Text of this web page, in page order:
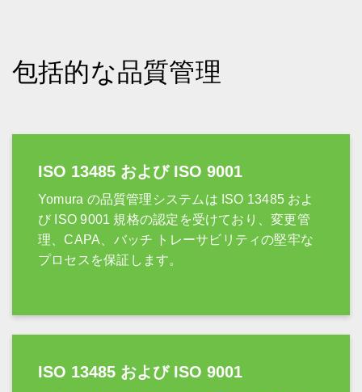
包括的な品質管理
ISO 13485 および ISO 9001
Yomura の品質管理システムは ISO 13485 およ
び ISO 9001 規格の認定を受けており、変更管
理、CAPA、バッチ トレーサビリティの堅牢な
プロセスを保証します。
ISO 13485 および ISO 9001